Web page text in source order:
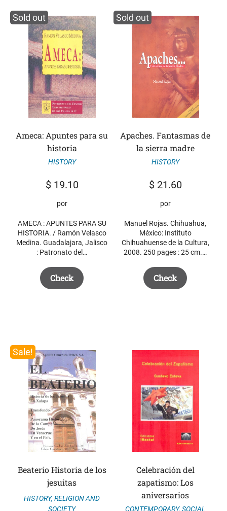
Sold out
Ameca: Apuntes para su
historia
HISTORY
$19.10
por
AMECA : APUNTES PARA SU
HISTORIA. / Ramón Velasco
Medina. Guadalajara, Jalisco
: Patronato del…
Check
Sold out
Apaches. Fantasmas de
la sierra madre
HISTORY
$21.60
por
Manuel Rojas. Chihuahua,
México: Instituto
Chihuahuense de la Cultura,
2008. 250 pages : 25 cm.…
Check
Sale!
Beaterio Historia de los
jesuitas
HISTORY, RELIGION AND
SOCIETY
Celebración del
zapatismo: Los
aniversarios
CONTEMPORARY, SOCIAL